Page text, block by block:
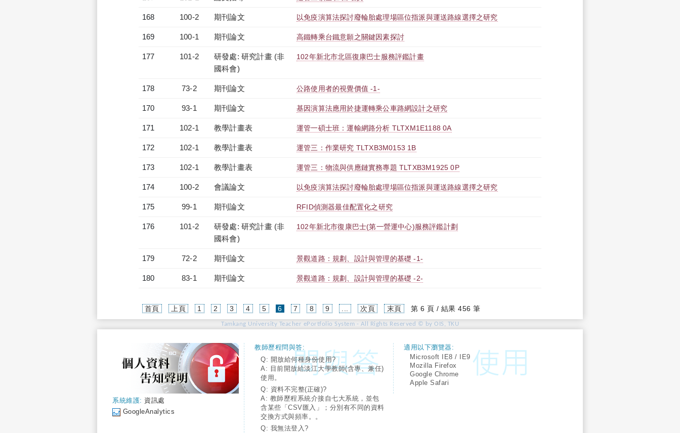
168 100-2 期刊論文 以免疫演算法探討廢輪胎處理場區位指派與運送路線選擇之研究
169 100-1 期刊論文 高鐵轉乘台鐵意願之關鍵因素探討
177 101-2
研發處: 研究計畫 (非
國科會)
102年新北市北區復康巴士服務評鑑計畫
178 73-2 期刊論文 公路使用者的視覺價值 -1-
170 93-1 期刊論文 基因演算法應用於捷運轉乘公車路網設計之研究
171 102-1 教學計畫表 運管一碩士班：運輸網路分析 TLTXM1E1188 0A
172 102-1 教學計畫表 運管三：作業研究 TLTXB3M0153 1B
173 102-1 教學計畫表 運管三：物流與供應鏈實務專題 TLTXB3M1925 0P
174 100-2 會議論文 以免疫演算法探討廢輪胎處理場區位指派與運送路線選擇之研究
175 99-1 期刊論文 RFID偵測器最佳配置化之研究
176 101-2
研發處: 研究計畫 (非
國科會)
102年新北市復康巴士(第一營運中心)服務評鑑計劃
179 72-2 期刊論文 景觀道路：規劃、設計與管理的基礎 -1-
180 83-1 期刊論文 景觀道路：規劃、設計與管理的基礎 -2-
首頁 上頁 1 2 3 4 5 6(current)
7 8 9 次頁 末頁 第 6 頁 / 結果 456 筆
Tamkang University Teacher ePortfolio System - All Rights Reserved © by OIS, TKU
系統維護: 資訊處
GoogleAnalytics
教師歷程問與答:
Q: 開放給何種身份使用?
A: 目前開放給淡江大學教師(含專、兼任)
使用。
Q: 資料不完整(正確)?
A: 教師歷程系統介接自七大系統，並包
含某些「CSV匯入」；分別有不同的資料
交換方式與頻率。。
Q: 我無法登入?
適用以下瀏覽器:
Microsoft IE8 / IE9
Mozilla Firefox
Google Chrome
Apple Safari